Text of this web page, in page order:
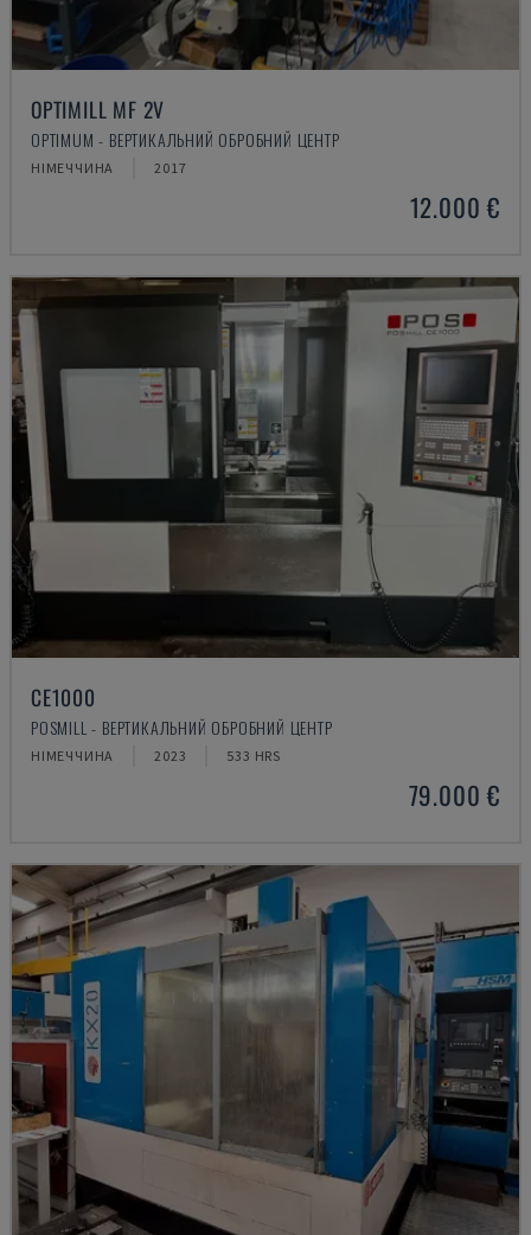
OPTIMILL MF 2V
OPTIMUM - ВЕРТИКАЛЬНИЙ ОБРОБНИЙ ЦЕНТР
НІМЕЧЧИНА 2017
12.000 €
CE1000
POSMILL - ВЕРТИКАЛЬНИЙ ОБРОБНИЙ ЦЕНТР
НІМЕЧЧИНА 2023 533 HRS
79.000 €